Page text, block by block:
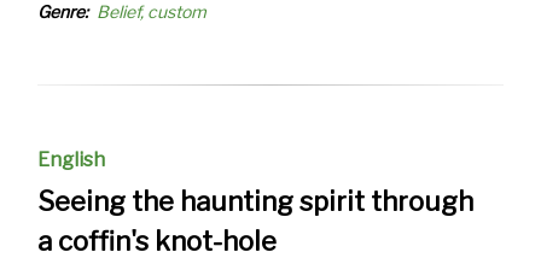
Genre Belief, custom
English
Seeing the haunting spirit through
a coffin's knot-hole